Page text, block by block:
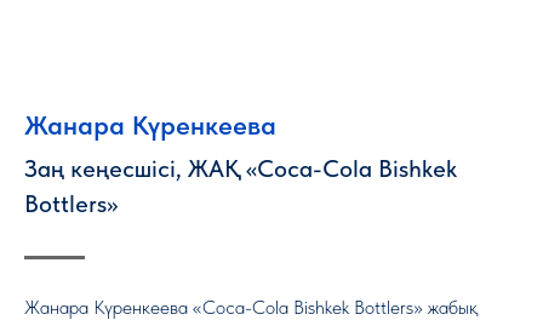
Жанара Күренкеева
Заң кеңесшісі, ЖАҚ «Coca-Cola Bishkek
Bottlers»
Жанара Күренкеева «Coca-Cola Bishkek Bottlers» жабық